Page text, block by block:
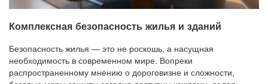
Комплексная безопасность жилья и зданий
Безопасность жилья — это не роскошь, а насущная
необходимость в современном мире. Вопреки
распространенному мнению о дороговизне и сложности,